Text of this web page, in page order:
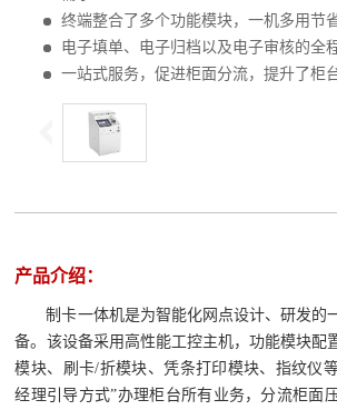
终端整合了多个功能模块，一机多用节
电子填单、电子归档以及电子审核的全
一站式服务，促进柜面分流，提升了柜
产品介绍：
制卡一体机是为智能化网点设计、研发的
备。该设备采用高性能工控主机，功能模块配
模块、刷卡/折模块、凭条打印模块、指纹仪
经理引导方式”办理柜台所有业务，分流柜面